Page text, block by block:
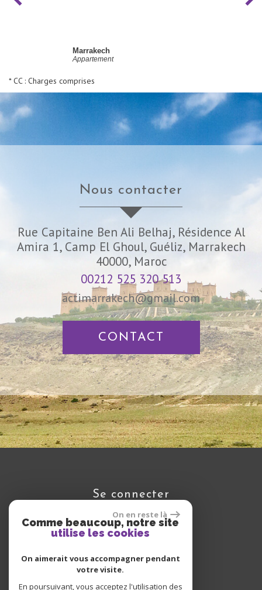
On en reste là
Comme beaucoup, notre site
utilise les cookies
On aimerait vous accompagner pendant
votre visite.
En poursuivant, vous acceptez l'utilisation des
Marrakech
Appartement
* CC : Charges comprises
nous contacter
Rue Capitaine Ben Ali Belhaj, Résidence Al
Amira 1, Camp El Ghoul, Guéliz, Marrakech
40000, Maroc
00212 525 320 513
actimarrakech@gmail.com
CONTACT
se connecter
Espace propriétaire